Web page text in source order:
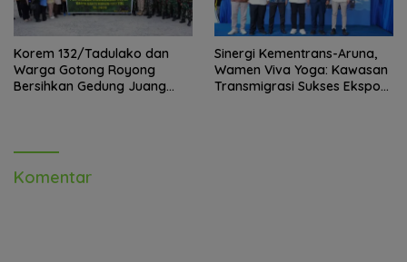
Korem 132/Tadulako dan
Warga Gotong Royong
Bersihkan Gedung Juang
Sinergi Kementrans-Aruna,
Wamen Viva Yoga: Kawasan
Transmigrasi Sukses Ekspor
Komentar